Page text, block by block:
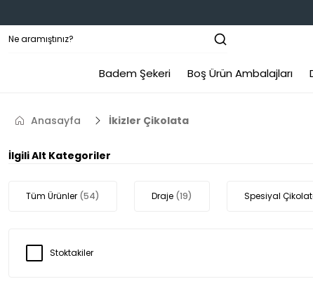
Badem Şekeri Boş Ürün Ambalajları
Anasayfa İkizler Çikolata
İlgili Alt Kategoriler
Tüm Ürünler (54) Draje (19) Spesiyal
Stoktakiler
Geri Dön
Özel Gün Çikolatası
Bebek Çikolatası